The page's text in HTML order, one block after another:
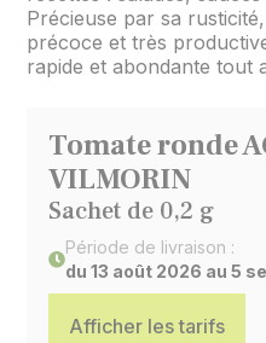
Précieuse par sa
précoce et très
rapide et abondante tout
Tomate ronde
VILMORIN
Sachet de 0,2 g
Période de livraison :
du 13 août 2026 au 5
Afficher les tarifs